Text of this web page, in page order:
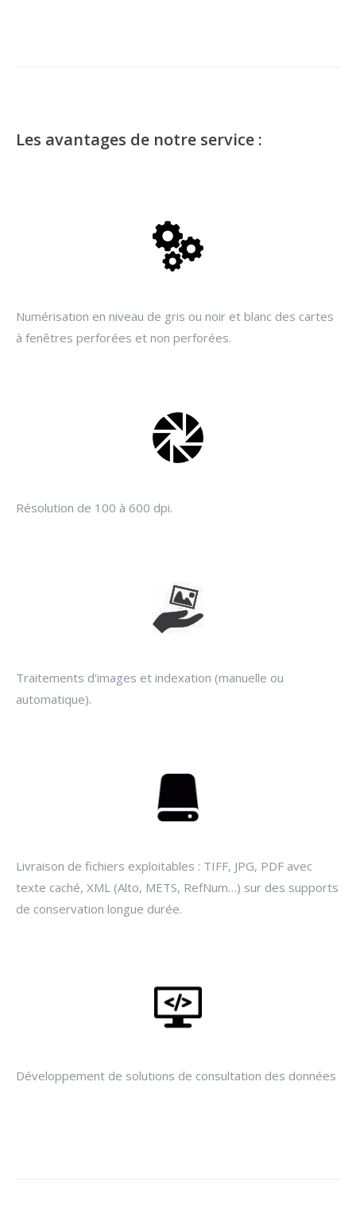
Les avantages de notre service :
Numérisation en niveau de gris ou noir et blanc des cartes
à fenêtres perforées et non perforées.
Résolution de 100 à 600 dpi.
Traitements d’images et indexation (manuelle ou
automatique).
Livraison de fichiers exploitables : TIFF, JPG, PDF avec
texte caché, XML (Alto, METS, RefNum…) sur des supports
de conservation longue durée.
Développement de solutions de consultation des données